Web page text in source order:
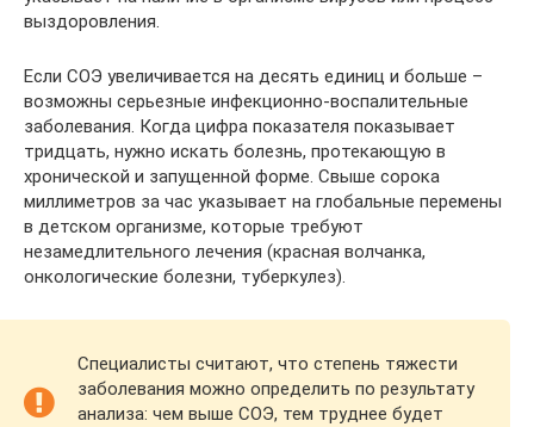
выздоровления.
Если СОЭ увеличивается на десять единиц и больше –
возможны серьезные инфекционно-воспалительные
заболевания. Когда цифра показателя показывает
тридцать, нужно искать болезнь, протекающую в
хронической и запущенной форме. Свыше сорока
миллиметров за час указывает на глобальные перемены
в детском организме, которые требуют
незамедлительного лечения (красная волчанка,
онкологические болезни, туберкулез).
Специалисты считают, что степень тяжести
заболевания можно определить по результату
анализа: чем выше СОЭ, тем труднее будет